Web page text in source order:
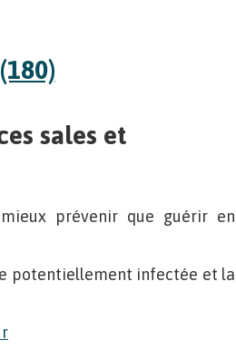
sales et
prévenir que guérir en
potentiellement infectée et la